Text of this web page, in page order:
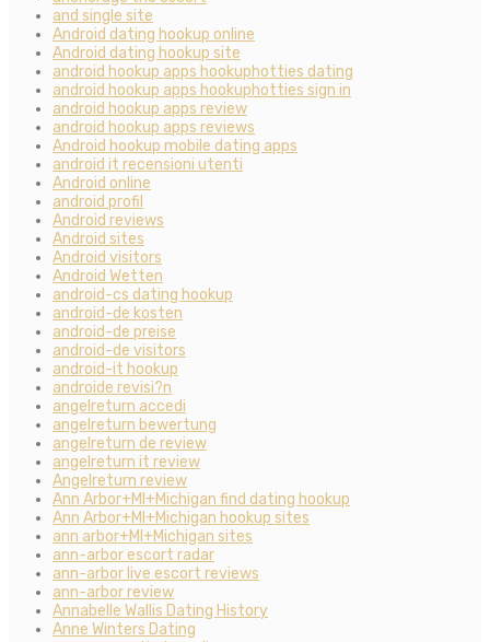
and single site
Android dating hookup online
Android dating hookup site
android hookup apps hookuphotties dating
android hookup apps hookuphotties sign in
android hookup apps review
android hookup apps reviews
Android hookup mobile dating apps
android it recensioni utenti
Android online
android profil
Android reviews
Android sites
Android visitors
Android Wetten
android-cs dating hookup
android-de kosten
android-de preise
android-de visitors
android-it hookup
androide revisi?n
angelreturn accedi
angelreturn bewertung
angelreturn de review
angelreturn it review
Angelreturn review
Ann Arbor+MI+Michigan find dating hookup
Ann Arbor+MI+Michigan hookup sites
ann arbor+MI+Michigan sites
ann-arbor escort radar
ann-arbor live escort reviews
ann-arbor review
Annabelle Wallis Dating History
Anne Winters Dating